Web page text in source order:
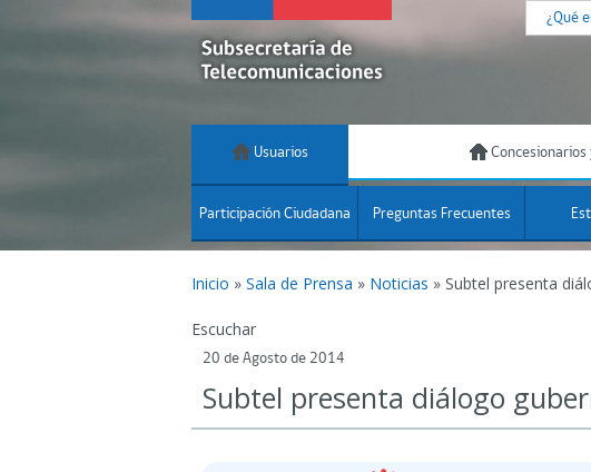
¿Qué
Usuarios Concesionarios
Participación Ciudadana Preguntas Frecuentes
Inicio » Sala de Prensa » Noticias » Subtel presenta
Escuchar
20 de Agosto de 2014
Subtel presenta diálogo